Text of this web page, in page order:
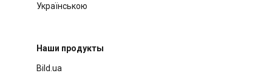
Українською
Наши продукты
Bild.ua